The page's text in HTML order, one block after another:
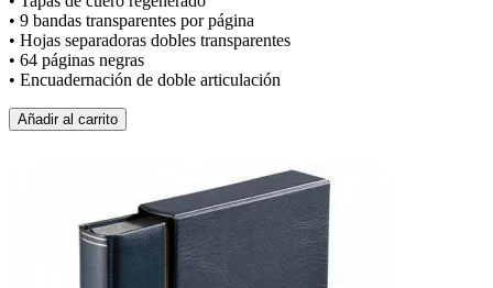
• 9 bandas transparentes por página
• Hojas separadoras dobles transparentes
• 64 páginas negras
• Encuadernación de doble articulación
Añadir al carrito